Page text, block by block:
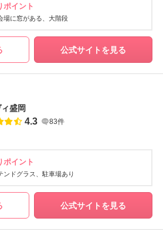
ポイント
場に窓がある 大階段
公式サイトを見る
盛岡
4.3 83件
ポイント
ンドグラス 駐車場あり
公式サイトを見る